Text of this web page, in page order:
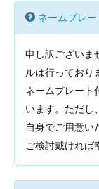
ネームプレ
申し訳ございま
ルは行っており
ネームプレート
います。ただし
自身でご用意い
ご検討戴ければ